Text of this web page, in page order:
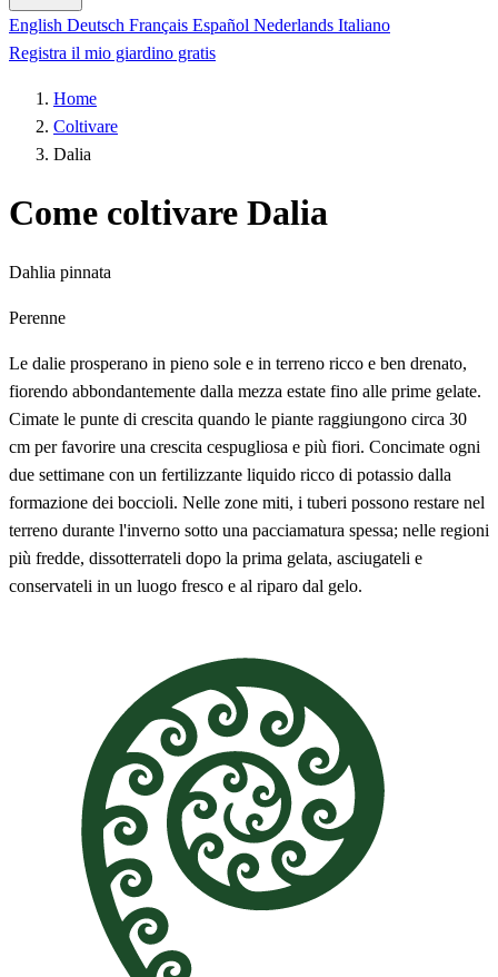
English Deutsch Français Español Nederlands Italiano
Registra il mio giardino gratis
Home
Coltivare
Dalia
Come coltivare Dalia
Dahlia pinnata
Perenne
Le dalie prosperano in pieno sole e in terreno ricco e ben drenato,
fiorendo abbondantemente dalla mezza estate fino alle prime gelate.
Cimate le punte di crescita quando le piante raggiungono circa 30
cm per favorire una crescita cespugliosa e più fiori. Concimate ogni
due settimane con un fertilizzante liquido ricco di potassio dalla
formazione dei boccioli. Nelle zone miti, i tuberi possono restare nel
terreno durante l'inverno sotto una pacciamatura spessa; nelle regioni
più fredde, dissotterrateli dopo la prima gelata, asciugateli e
conservateli in un luogo fresco e al riparo dal gelo.